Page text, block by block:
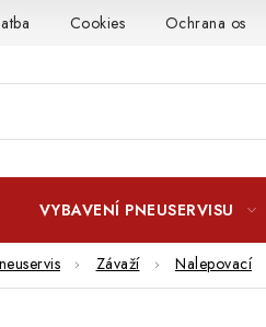
Cookies Ochrana
VYBAVENÍ PNEUSERVISU
Závaží Nalepovací